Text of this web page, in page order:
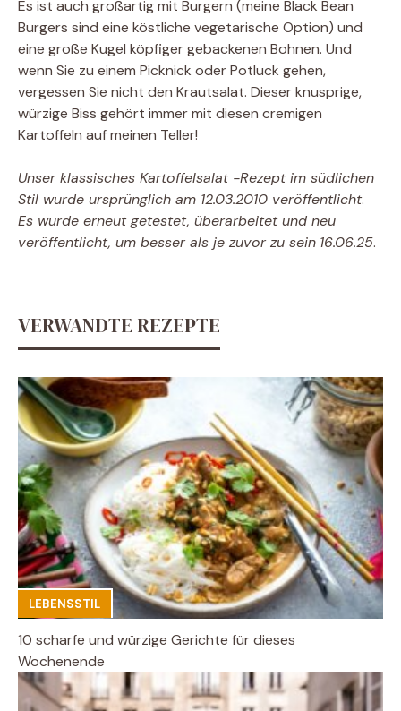
Es ist auch großartig mit Burgern (meine Black Bean
Burgers sind eine köstliche vegetarische Option) und
eine große Kugel köpfiger gebackenen Bohnen. Und
wenn Sie zu einem Picknick oder Potluck gehen,
vergessen Sie nicht den Krautsalat. Dieser knusprige,
würzige Biss gehört immer mit diesen cremigen
Kartoffeln auf meinen Teller!
Unser klassisches Kartoffelsalat -Rezept im südlichen
Stil wurde ursprünglich am 12.03.2010 veröffentlicht.
Es wurde erneut getestet, überarbeitet und neu
veröffentlicht, um besser als je zuvor zu sein 16.06.25.
VERWANDTE REZEPTE
LEBENSSTIL
10 scharfe und würzige Gerichte für dieses
Wochenende